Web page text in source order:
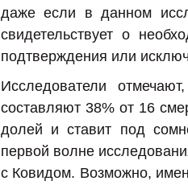
даже если в данном
свидетельствует о
подтверждения или
Исследователи
составляют 38% от 16
долей и ставит под
первой волне
с Ковидом. Возможно,